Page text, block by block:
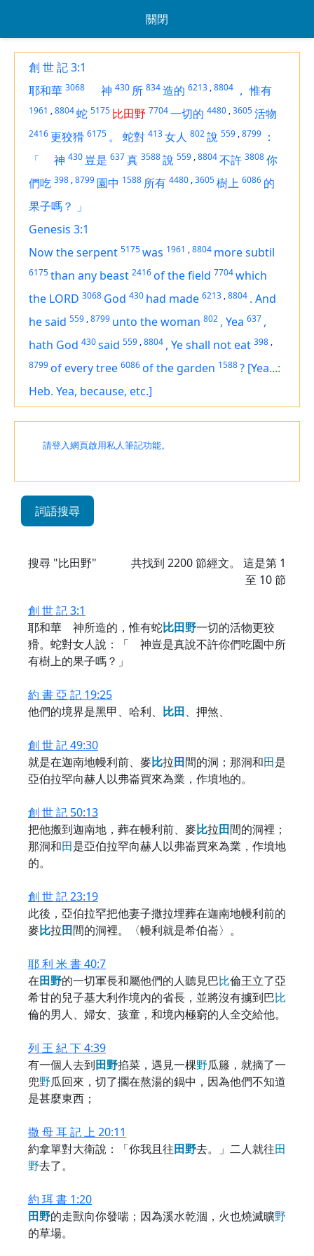
關閉
創 世 記 3:1
耶和華 3068 神 430 所 834造的 6213 ,8804 ， 惟有
1961 ,8804蛇 5175 比田野 7704一切的 4480 ,3605活物
2416更狡猾 6175 。 蛇對 413女人 802說 559 ,8799 ：
「
神 430 豈是 637真 3588說 559 ,8804不許 3808你
們吃 398 ,8799 園中 1588 所有 4480 ,3605樹上 6086 的
果子嗎？ 」
Genesis 3:1
Now the serpent 5175was 1961 ,8804 more subtil
6175than any beast 2416of the field 7704which
the LORD 3068 God 430 had made 6213 ,8804 . And
he said 559 ,8799 unto the woman 802 , Yea 637 ,
hath God 430said 559 ,8804 , Ye shall not eat 398 ,
8799of every tree 6086of the garden 1588? [Yea...:
Heb. Yea, because, etc.]
請登入網頁啟用私人筆記功能。
詞語搜尋
搜尋 "比田野" 共找到 2200節經文。 這是第 1
至 10 節
創 世 記 3:1
耶和華 神所造的，惟有蛇比田野一切的活物更狡
猾。蛇對女人說：「 神豈是真說不許你們吃園中所
有樹上的果子嗎？」
約 書 亞 記 19:25
他們的境界是黑甲、哈利、 比田、押煞、
創 世 記 49:30
就是在迦南地幔利前、麥比拉田間的洞；那洞和田是
亞伯拉罕向赫人以弗崙買來為業，作墳地的。
創 世 記 50:13
把他搬到迦南地，葬在幔利前、麥比拉田間的洞裡；
那洞和田是亞伯拉罕向赫人以弗崙買來為業，作墳地
的。
創 世 記 23:19
此後，亞伯拉罕把他妻子撒拉埋葬在迦南地幔利前的
麥比拉田間的洞裡。〈幔利就是希伯崙〉。
耶 利 米 書 40:7
在田野的一切軍長和屬他們的人聽見巴比倫王立了亞
希甘的兒子基大利作境內的省長，並將沒有擄到巴比
倫的男人、婦女、孩童，和境內極窮的人全交給他。
列 王 紀 下 4:39
有一個人去到田野掐菜，遇見一棵野瓜籐，就摘了一
兜野瓜回來，切了擱在熬湯的鍋中，因為他們不知道
是甚麼東西；
撒 母 耳 記 上 20:11
約拿單對大衛說：「你我且往田野去。」二人就往田
野去了。
約 珥 書 1:20
田野的走獸向你發喘；因為溪水乾涸，火也燒滅曠野
的草場。